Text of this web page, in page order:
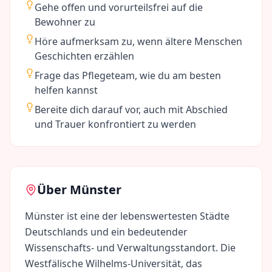
Gehe offen und vorurteilsfrei auf die
Bewohner zu
Höre aufmerksam zu, wenn ältere Menschen
Geschichten erzählen
Frage das Pflegeteam, wie du am besten
helfen kannst
Bereite dich darauf vor, auch mit Abschied
und Trauer konfrontiert zu werden
Über Münster
Münster ist eine der lebenswertesten Städte
Deutschlands und ein bedeutender
Wissenschafts- und Verwaltungsstandort. Die
Westfälische Wilhelms-Universität, das